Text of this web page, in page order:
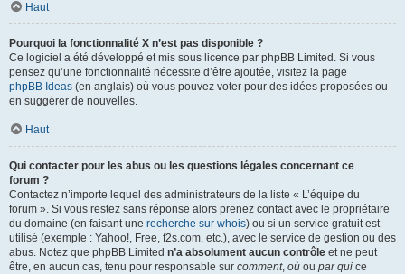
Haut
Pourquoi la fonctionnalité X n’est pas disponible ?
Ce logiciel a été développé et mis sous licence par phpBB Limited. Si vous
pensez qu’une fonctionnalité nécessite d’être ajoutée, visitez la page
phpBB Ideas (en anglais) où vous pouvez voter pour des idées proposées ou
en suggérer de nouvelles.
Haut
Qui contacter pour les abus ou les questions légales concernant ce
forum ?
Contactez n’importe lequel des administrateurs de la liste « L’équipe du
forum ». Si vous restez sans réponse alors prenez contact avec le propriétaire
du domaine (en faisant une recherche sur whois) ou si un service gratuit est
utilisé (exemple : Yahoo!, Free, f2s.com, etc.), avec le service de gestion ou des
abus. Notez que phpBB Limited n’a absolument aucun contrôle et ne peut
être, en aucun cas, tenu pour responsable sur comment, où ou par qui ce